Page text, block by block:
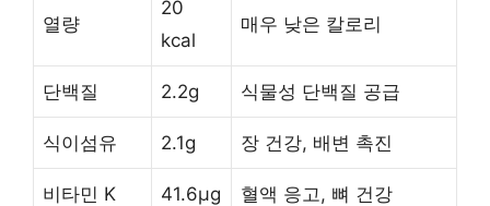
열량
20
kcal
매우 낮은 칼로리
단백질 2.2g 식물성 단백질 공급
식이섬유 2.1g 장 건강, 배변 촉진
비타민 K 41.6μg 혈액 응고, 뼈 건강